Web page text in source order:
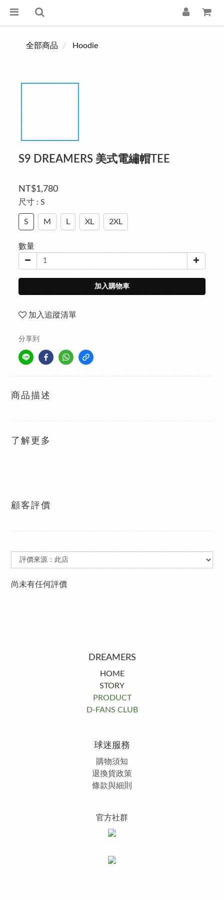
全部商品 Hoodie
S9 DREAMERS 美式電繡帽TEE
NT$1,780
尺寸 : S
S M L XL 2XL
數量
加入購物車
加入追蹤清單
分享到
商品描述
了解更多
顧客評價
尚未有任何評價
DREAMERS
HOME
STORY
PRODUCT
D-FANS CLUB
球迷服務
購物須知
退換貨政策
條款與細則
官方社群